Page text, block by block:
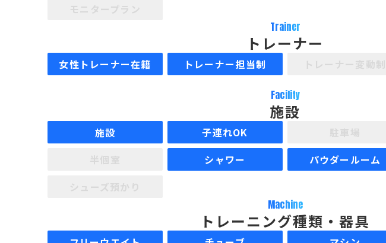
Trainer
トレーナー
女性トレーナー在籍 トレーナー担当制
Facility
施設
施設 子連れOK
シャワー パウダールーム
Machine
トレーニング種類・器具